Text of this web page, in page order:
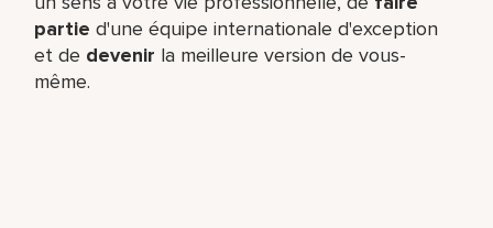
partie d'une équipe internationale​ d'exception
et de devenir la meilleure version de vous-
même.